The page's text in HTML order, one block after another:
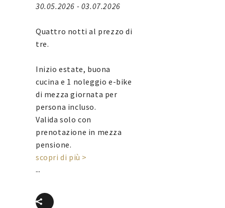
30.05.2026 - 03.07.2026
Quattro notti al prezzo di
tre.
Inizio estate, buona
cucina e 1 noleggio e-bike
di mezza giornata per
persona incluso.
Valida solo con
prenotazione in mezza
pensione.
scopri di più >
...